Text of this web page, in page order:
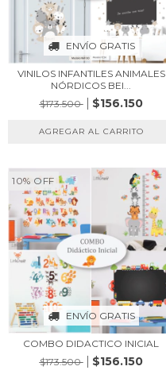
ENVÍO GRATIS
VINILOS INFANTILES ANIMALES
NÓRDICOS BEI...
$173.500
$156.150
AGREGAR AL CARRITO
10% OFF
ENVÍO GRATIS
COMBO DIDACTICO INICIAL
$173.500
$156.150